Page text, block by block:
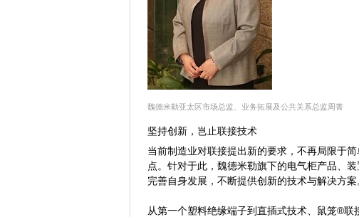
魏德米勒亚太区市场总监、业务拓展及公共关系总监周菁
坚持创新，岂止联接技术
当前制造业对联接提出新的要求，不再局限于
点。针对于此，魏德米勒旗下的电气柜产品、
完善自身发展，不断提供创新的技术与解决方案
从第一个塑料绝缘端子到直插式技术、鼠笼®联